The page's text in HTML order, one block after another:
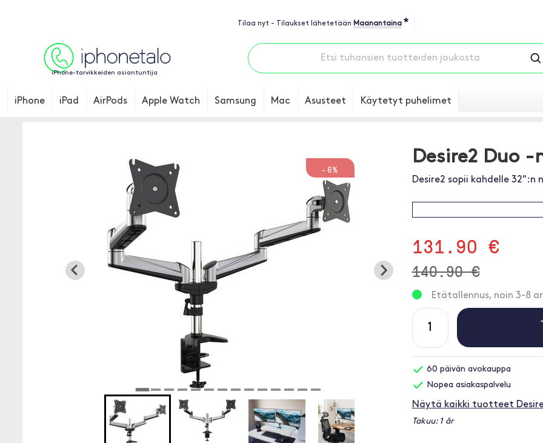
Tilaa nyt - Tilaukset lähetetään Maanantaina *
iPhone-tarvikkeiden asiantuntija
iPhone iPad AirPods Apple Watch Samsung Mac Asusteet Käytetyt puhelimet
-6%
Desire2 Duo
Desire2 sopii kahdelle
131.90 €
140.90 €
Etätallennus, noin 3-8
60 päivän avokauppa
Nopea asiakaspalvelu
Näytä kaikki tuotteet
Takuu: 1 år